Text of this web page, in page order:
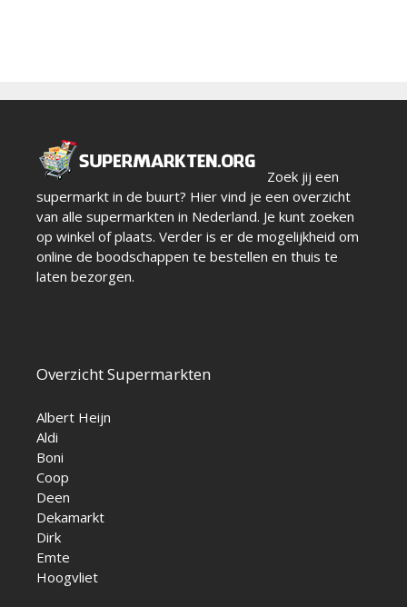
Zoek jij een
supermarkt in de buurt? Hier vind je een overzicht
van alle supermarkten in Nederland. Je kunt zoeken
op winkel of plaats. Verder is er de mogelijkheid om
online de boodschappen te bestellen en thuis te
laten bezorgen.
Overzicht Supermarkten
Albert Heijn
Aldi
Boni
Coop
Deen
Dekamarkt
Dirk
Emte
Hoogvliet